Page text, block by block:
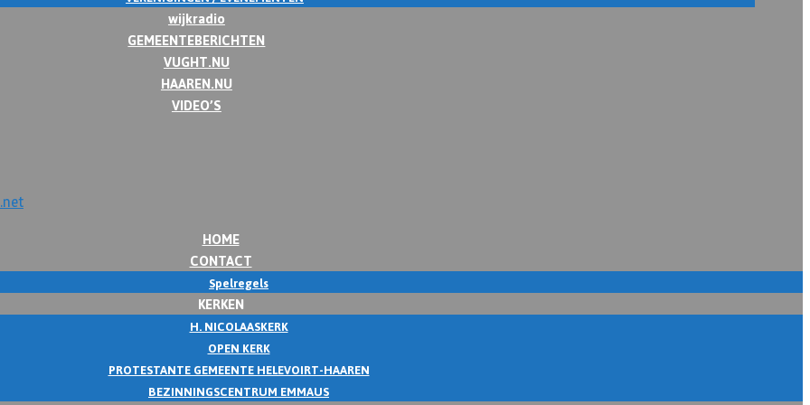
wijkradio
GEMEENTEBERICHTEN
VUGHT.NU
HAAREN.NU
VIDEO’S
HOME
CONTACT
Spelregels
KERKEN
H. NICOLAASKERK
OPEN KERK
PROTESTANTE GEMEENTE HELEVOIRT-HAAREN
BEZINNINGSCENTRUM EMMAUS